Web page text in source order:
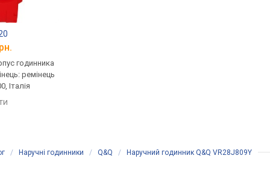
годинника
ремінець
Італія
/ Наручні годинники / Q&Q / Наручний годинник Q&Q VR28J809Y